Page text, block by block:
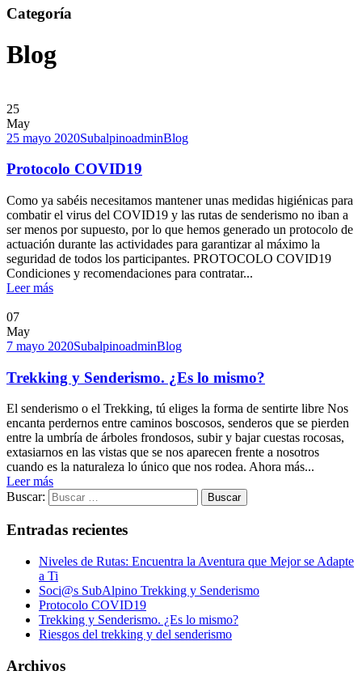
Categoría
Blog
25
May
25 mayo 2020SubalpinoadminBlog
Protocolo COVID19
Como ya sabéis necesitamos mantener unas medidas higiénicas para
combatir el virus del COVID19 y las rutas de senderismo no iban a
ser menos por supuesto, por lo que hemos generado un protocolo de
actuación durante las actividades para garantizar al máximo la
seguridad de todos los participantes. PROTOCOLO COVID19
Condiciones y recomendaciones para contratar...
Leer más
07
May
7 mayo 2020SubalpinoadminBlog
Trekking y Senderismo. ¿Es lo mismo?
El senderismo o el Trekking, tú eliges la forma de sentirte libre Nos
encanta perdernos entre caminos boscosos, senderos que se pierden
entre la umbría de árboles frondosos, subir y bajar cuestas rocosas,
extasiarnos en las vistas que se nos aparecen frente a nosotros
cuando es la naturaleza lo único que nos rodea. Ahora más...
Leer más
Buscar:
Entradas recientes
Niveles de Rutas: Encuentra la Aventura que Mejor se Adapte
a Ti
Soci@s SubAlpino Trekking y Senderismo
Protocolo COVID19
Trekking y Senderismo. ¿Es lo mismo?
Riesgos del trekking y del senderismo
Archivos